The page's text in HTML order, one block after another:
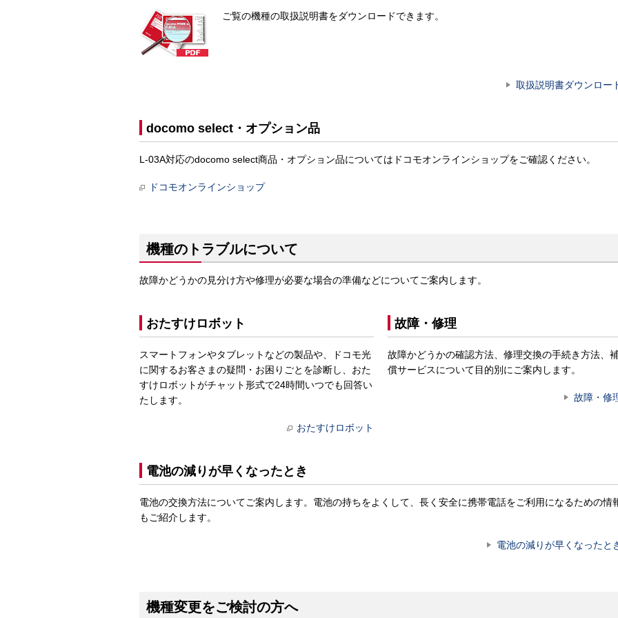
ご覧の機種の取扱説明書をダウンロードできます。
取扱説明書ダウンロー
docomo select・オプション品
L-03A対応のdocomo select商品・オプション品についてはドコモオンラインショップをご確認ください。
ドコモオンラインショップ
機種のトラブルについて
故障かどうかの見分け方や修理が必要な場合の準備などについてご案内します。
おたすけロボット
スマートフォンやタブレットなどの製品や、ドコモ光
に関するお客さまの疑問・お困りごとを診断し、おた
すけロボットがチャット形式で24時間いつでも回答い
たします。
おたすけロボット
故障・修理
故障かどうかの確認方法、修理交換の手続き方法、
償サービスについて目的別にご案内します。
故障・修
電池の減りが早くなったとき
電池の交換方法についてご案内します。電池の持ちをよくして、長く安全に携帯電話をご利用になるための情
もご紹介します。
電池の減りが早くなったと
機種変更をご検討の方へ